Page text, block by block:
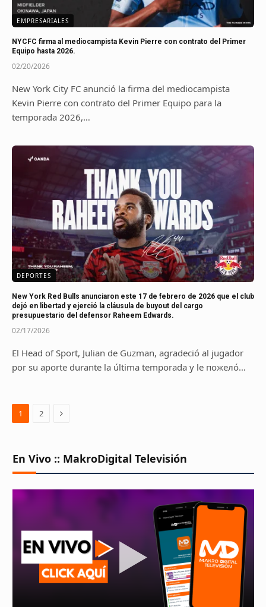
EMPRESARIALES
NYCFC firma al mediocampista Kevin Pierre con contrato del Primer
Equipo hasta 2026.
02/20/2026
New York City FC anunció la firma del mediocampista
Kevin Pierre con contrato del Primer Equipo para la
temporada 2026,…
DEPORTES
New York Red Bulls anunciaron este 17 de febrero de 2026 que el club
dejó en libertad y ejerció la cláusula de buyout del cargo
presupuestario del defensor Raheem Edwards.
02/17/2026
El Head of Sport, Julian de Guzman, agradeció al jugador
por su aporte durante la última temporada y le пожелó…
1 2 Next
En Vivo :: MakroDigital Televisión